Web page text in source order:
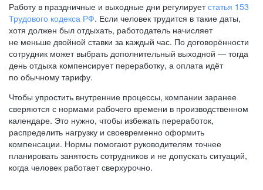
Работу в праздничные и выходные дни регулируетстатья 153
Трудового кодекса РФ. Если человек трудится в такие даты,
хотя должен был отдыхать, работодатель начисляет
не меньше двойной ставки за каждый час. По договорённости
сотрудник может выбрать дополнительный выходной — тогда
день отдыха компенсирует переработку, а оплата идёт
по обычному тарифу.
Чтобы упростить внутренние процессы, компании заранее
сверяются с нормами рабочего времени в производственном
календаре. Это нужно, чтобы избежать переработок,
распределить нагрузку и своевременно оформить
компенсации. Нормы помогают руководителям точнее
планировать занятость сотрудников и не допускать ситуаций,
когда человек работает сверхурочно.